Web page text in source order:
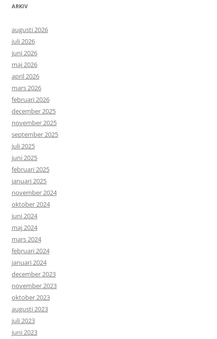
ARKIV
augusti 2026
juli 2026
juni 2026
maj 2026
april 2026
mars 2026
februari 2026
december 2025
november 2025
september 2025
juli 2025
juni 2025
februari 2025
januari 2025
november 2024
oktober 2024
juni 2024
maj 2024
mars 2024
februari 2024
januari 2024
december 2023
november 2023
oktober 2023
augusti 2023
juli 2023
juni 2023